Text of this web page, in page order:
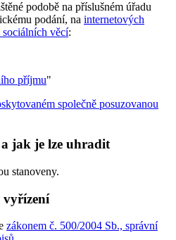
podobě na příslušném úřadu
podání, na internetových
sociálních věcí:
příjmu"
společně posuzovanou
jak je lze uhradit
stanoveny.
vyřízení
zákonem č. 500/2004 Sb., správní